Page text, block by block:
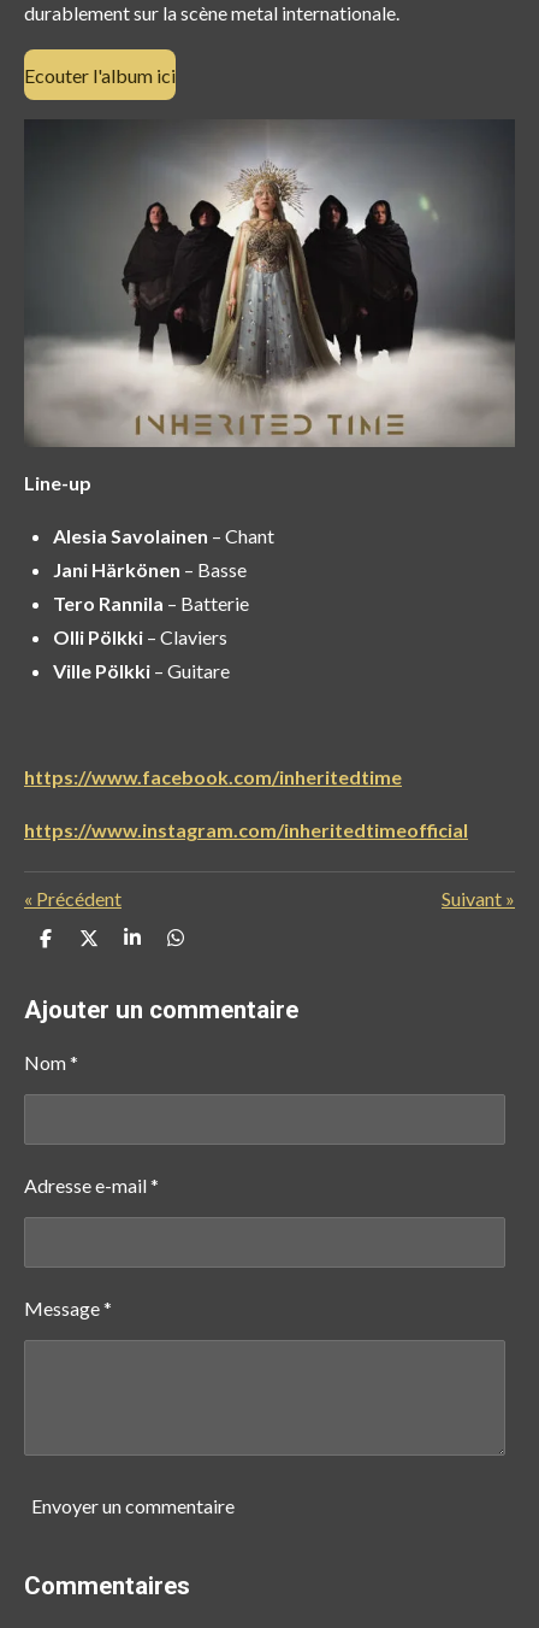
durablement sur la scène metal internationale.
Ecouter l'album ici
Line-up
Alesia Savolainen – Chant
Jani Härkönen – Basse
Tero Rannila – Batterie
Olli Pölkki – Claviers
Ville Pölkki – Guitare
https://www.facebook.com/inheritedtime
https://www.instagram.com/inheritedtimeofficial
« Précédent Suivant »
P
t
a
e
P
t
a
P
t
a
P
t
a
Ajouter un commentaire
Nom *
Adresse e-mail *
Message *
Envoyer un commentaire
Commentaires